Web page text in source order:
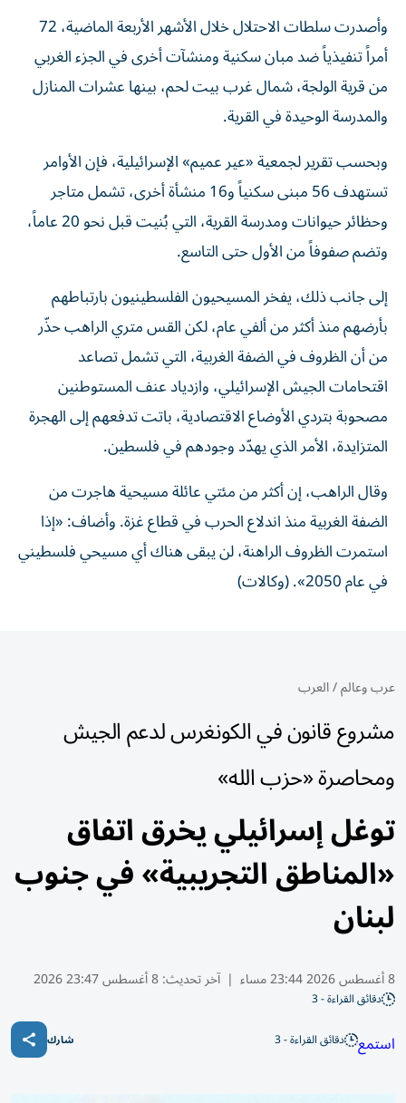
وأصدرت سلطات الاحتلال خلال الأشهر الأربعة الماضية، 72
أمراً تنفيذياً ضد مبان سكنية ومنشآت أخرى في الجزء الغربي
من قرية الولجة، شمال غرب بيت لحم، بينها عشرات المنازل
والمدرسة الوحيدة في القرية.
وبحسب تقرير لجمعية «عير عميم» الإسرائيلية، فإن الأوامر
تستهدف 56 مبنى سكنياً و16 منشأة أخرى، تشمل متاجر
وحظائر حيوانات ومدرسة القرية، التي بُنيت قبل نحو 20 عاماً،
وتضم صفوفاً من الأول حتى التاسع.
إلى جانب ذلك، يفخر المسيحيون الفلسطينيون بارتباطهم
بأرضهم منذ أكثر من ألفي عام، لكن القس متري الراهب حذّر
من أن الظروف في الضفة الغربية، التي تشمل تصاعد
اقتحامات الجيش الإسرائيلي، وازدياد عنف المستوطنين
مصحوبة بتردي الأوضاع الاقتصادية، باتت تدفعهم إلى الهجرة
المتزايدة، الأمر الذي يهدّد وجودهم في فلسطين.
وقال الراهب، إن أكثر من مئتي عائلة مسيحية هاجرت من
الضفة الغربية منذ اندلاع الحرب في قطاع غزة. وأضاف: «إذا
استمرت الظروف الراهنة، لن يبقى هناك أي مسيحي فلسطيني
في عام 2050». (وكالات)
عرب وعالم/العرب
مشروع قانون في الكونغرس لدعم الجيش
ومحاصرة «حزب الله»
توغل إسرائيلي يخرق اتفاق
«المناطق التجريبية» في جنوب
لبنان
8 أغسطس 2026 23:44 مساء | آخر تحديث:8 أغسطس 23:47 2026
دقائق القراءة - 3
استمع دقائق القراءة - 3 شارك